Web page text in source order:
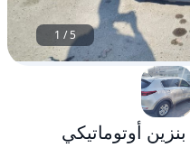
1 /5
كيا سبورتاج 2017 L 2.0T LX بنزين أوتوماتيكي